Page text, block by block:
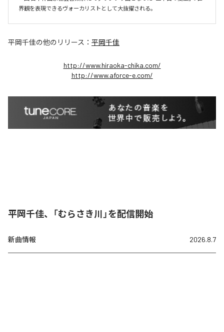
界観を表現できるヴォーカリストとして大抜擢される。
平岡千佳の他のリリース： 平岡千佳
http://www.hiraoka-chika.com/
http://www.aforce-e.com/
平岡千佳、「むらさき川」を配信開始
新曲情報 2026.8.7